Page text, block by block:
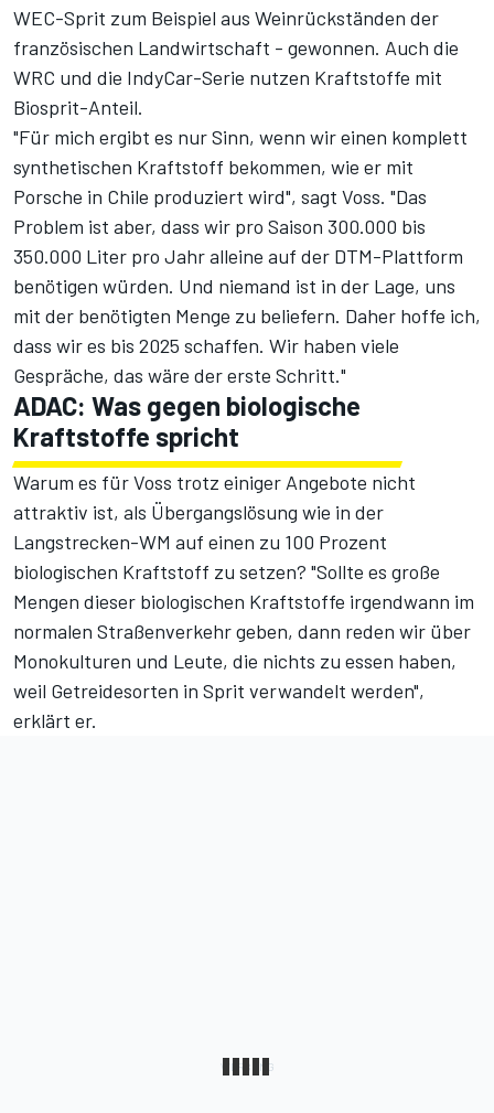
WEC-Sprit zum Beispiel aus Weinrückständen der
französischen Landwirtschaft - gewonnen. Auch die
WRC und die IndyCar-Serie nutzen Kraftstoffe mit
Biosprit-Anteil.
"Für mich ergibt es nur Sinn, wenn wir einen komplett
synthetischen Kraftstoff bekommen, wie er mit
Porsche in Chile produziert wird", sagt Voss. "Das
Problem ist aber, dass wir pro Saison 300.000 bis
350.000 Liter pro Jahr alleine auf der DTM-Plattform
benötigen würden. Und niemand ist in der Lage, uns
mit der benötigten Menge zu beliefern. Daher hoffe ich,
dass wir es bis 2025 schaffen. Wir haben viele
Gespräche, das wäre der erste Schritt."
ADAC: Was gegen biologische
Kraftstoffe spricht
Warum es für Voss trotz einiger Angebote nicht
attraktiv ist, als Übergangslösung wie in der
Langstrecken-WM auf einen zu 100 Prozent
biologischen Kraftstoff zu setzen? "Sollte es große
Mengen dieser biologischen Kraftstoffe irgendwann im
normalen Straßenverkehr geben, dann reden wir über
Monokulturen und Leute, die nichts zu essen haben,
weil Getreidesorten in Sprit verwandelt werden",
erklärt er.